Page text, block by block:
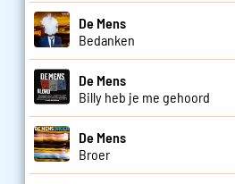
De Mens
Bedanken
De Mens
Billy heb je me gehoord
De Mens
Broer